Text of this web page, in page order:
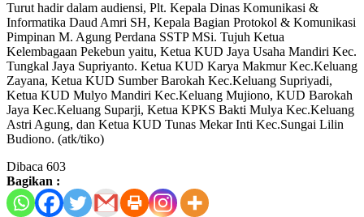
Turut hadir dalam audiensi, Plt. Kepala Dinas Komunikasi &
Informatika Daud Amri SH, Kepala Bagian Protokol & Komunikasi
Pimpinan M. Agung Perdana SSTP MSi. Tujuh Ketua
Kelembagaan Pekebun yaitu, Ketua KUD Jaya Usaha Mandiri Kec.
Tungkal Jaya Supriyanto. Ketua KUD Karya Makmur Kec.Keluang
Zayana, Ketua KUD Sumber Barokah Kec.Keluang Supriyadi,
Ketua KUD Mulyo Mandiri Kec.Keluang Mujiono, KUD Barokah
Jaya Kec.Keluang Suparji, Ketua KPKS Bakti Mulya Kec.Keluang
Astri Agung, dan Ketua KUD Tunas Mekar Inti Kec.Sungai Lilin
Budiono. (atk/tiko)
Dibaca 603
Bagikan :